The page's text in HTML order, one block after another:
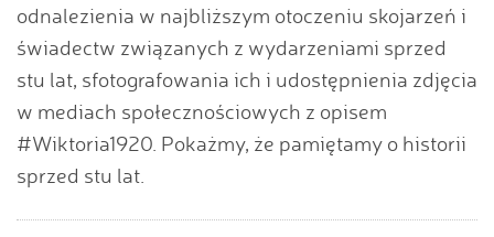
odnalezienia w najbliższym otoczeniu skojarzeń i
świadectw związanych z wydarzeniami sprzed
stu lat, sfotografowania ich i udostępnienia zdjęcia
w mediach społecznościowych z opisem
#Wiktoria1920. Pokażmy, że pamiętamy o historii
sprzed stu lat.